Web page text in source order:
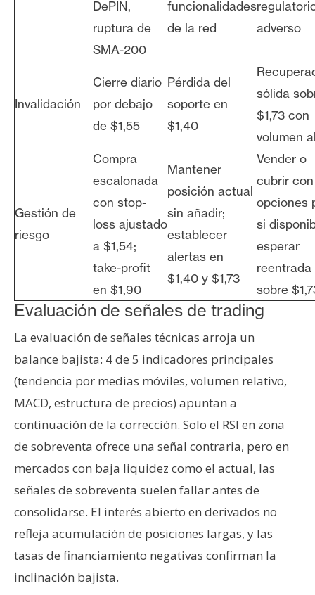
DePIN,
ruptura de
SMA-200
funcionalidades
de la red
adverso
Invalidación
Cierre diario
por debajo
de $1,55
Pérdida del
soporte en
$1,40
sólida
$1,73 con
volumen
Gestión de
riesgo
Compra
escalonada
con stop-
loss ajustado
a $1,54;
take-profit
en $1,90
Mantener
posición actual
sin añadir;
establecer
alertas en
$1,40 y $1,73
Vender o
cubrir con
opciones
si
esperar
reentrada
sobre
Evaluación de señales de trading
La evaluación de señales técnicas arroja un
balance bajista: 4 de 5 indicadores principales
(tendencia por medias móviles, volumen relativo,
MACD, estructura de precios) apuntan a
continuación de la corrección. Solo el RSI en zona
de sobreventa ofrece una señal contraria, pero en
mercados con baja liquidez como el actual, las
señales de sobreventa suelen fallar antes de
consolidarse. El interés abierto en derivados no
refleja acumulación de posiciones largas, y las
tasas de financiamiento negativas confirman la
inclinación bajista.